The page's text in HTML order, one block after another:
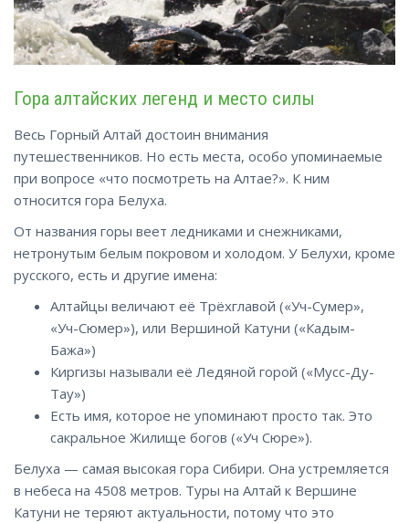
Гора алтайских легенд и место силы
Весь Горный Алтай достоин внимания
путешественников. Но есть места, особо упоминаемые
при вопросе «что посмотреть на Алтае?». К ним
относится гора Белуха.
От названия горы веет ледниками и снежниками,
нетронутым белым покровом и холодом. У Белухи, кроме
русского, есть и другие имена:
Алтайцы величают её Трёхглавой («Уч-Сумер»,
«Уч-Сюмер»), или Вершиной Катуни («Кадым-
Бажа»)
Киргизы называли её Ледяной горой («Мусс-Ду-
Тау»)
Есть имя, которое не упоминают просто так. Это
сакральное Жилище богов («Уч Сюре»).
Белуха — самая высокая гора Сибири. Она устремляется
в небеса на 4508 метров. Туры на Алтай к Вершине
Катуни не теряют актуальности, потому что это